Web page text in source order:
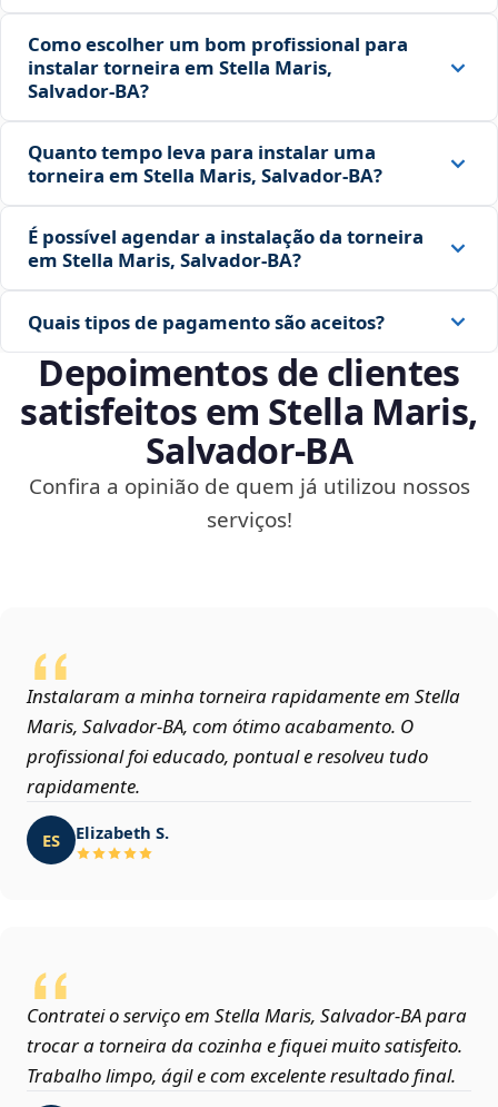
Como escolher um bom profissional para
instalar torneira em Stella Maris,
Salvador‑BA?
Quanto tempo leva para instalar uma
torneira em Stella Maris, Salvador‑BA?
É possível agendar a instalação da torneira
em Stella Maris, Salvador‑BA?
Quais tipos de pagamento são aceitos?
Depoimentos de clientes
satisfeitos em Stella Maris,
Salvador‑BA
Confira a opinião de quem já utilizou nossos
serviços!
Instalaram a minha torneira rapidamente em Stella
Maris, Salvador‑BA, com ótimo acabamento. O
profissional foi educado, pontual e resolveu tudo
rapidamente.
ES Elizabeth S.
Contratei o serviço em Stella Maris, Salvador‑BA para
trocar a torneira da cozinha e fiquei muito satisfeito.
Trabalho limpo, ágil e com excelente resultado final.